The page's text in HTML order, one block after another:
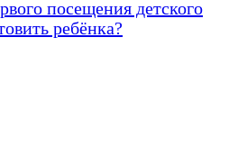
посещения детского
ребёнка?